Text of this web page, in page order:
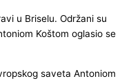
u Briselu. Održani su
Koštom oglasio se
saveta Antoniom